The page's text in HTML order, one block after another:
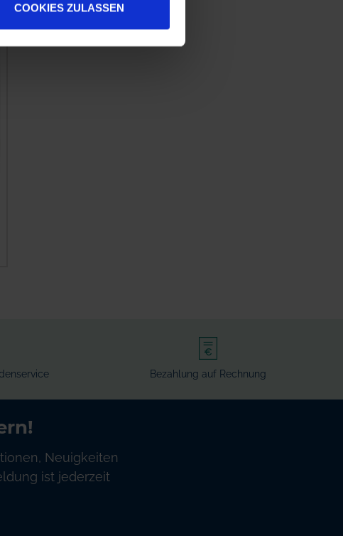
COOKIES ZULASSEN
Bezahlung auf Rechnung
Neuigkeiten
ist jederzeit